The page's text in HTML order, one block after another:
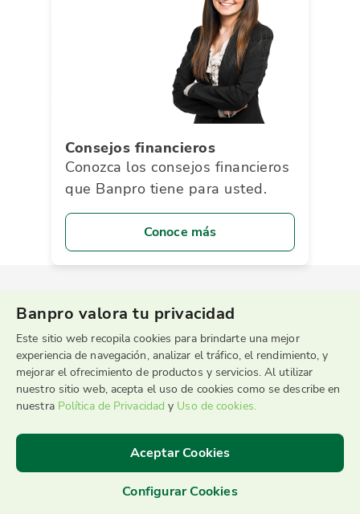
Consejos financieros
Conozca los consejos financieros
que Banpro tiene para usted.
Conoce más
Banpro valora tu privacidad
Este sitio web recopila cookies para brindarte una mejor
experiencia de navegación, analizar el tráfico, el rendimiento, y
mejorar el ofrecimiento de productos y servicios. Al utilizar
nuestro sitio web, acepta el uso de cookies como se describe en
nuestra Política de Privacidad y Uso de cookies.
Aceptar Cookies
Configurar Cookies
Sucursal Telefónica
©2026 Banpro Grupo Promerica|Términos y Condiciones de uso